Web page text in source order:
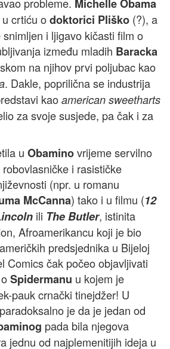
Michelle Obama
crtiću odoktorici Pliško (?), a
i ljigavo kičasti film o
između mladih Baracka
na njihov prvi poljubac kao
. Dakle, poprilična se industrija
kao american sweetharts
za svoje susjede, pa čak i za
u Obaminovrijeme servilno
i rasističke
(npr. u romanu
McCanna) tako i u filmu (12
ili The Butler, istinita
Afroamerikancu koji je bio
predsjednika u Bijeloj
Comics čak počeo objavljivati
Spidermanu u kojem je
pauk crnački tinejdžer! U
je da je jedan od
pada bila njegova
jednu od najplemenitijih ideja u